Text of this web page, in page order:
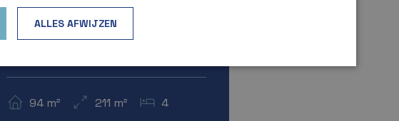
Laanwoning 8
€ 302.500
94 m² 211 m² 4
ALLES AFWIJZEN